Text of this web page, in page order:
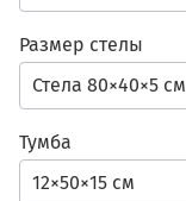
Стела 80×40×5 см
Размер стелы
12×50×15 см
Тумба